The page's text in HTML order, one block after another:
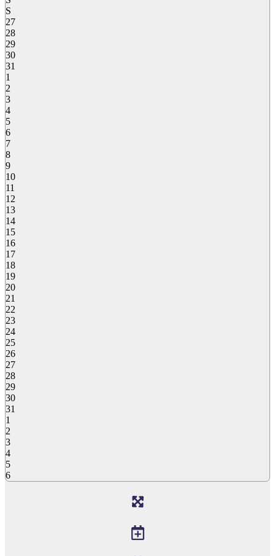
S
27
28
29
30
31
1
2
3
4
5
6
7
8
9
10
11
12
13
14
15
16
17
18
19
20
21
22
23
24
25
26
27
28
29
30
31
1
2
3
4
5
6